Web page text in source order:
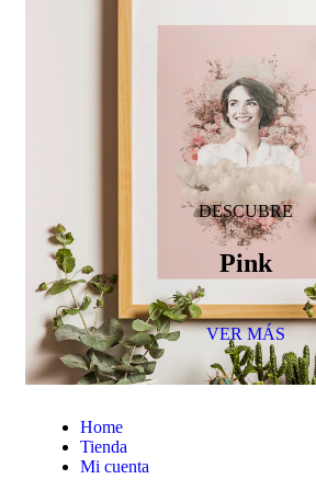
Pink
DESCUBRE
VER MÁS
Home
Tienda
Mi cuenta